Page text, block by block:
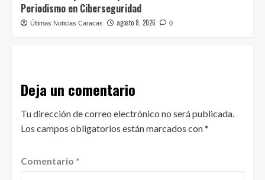
Periodismo en Ciberseguridad
Últimas Noticias Caracas agosto 8, 2026 0
Deja un comentario
Tu dirección de correo electrónico no será publicada.
Los campos obligatorios están marcados con*
Comentario *